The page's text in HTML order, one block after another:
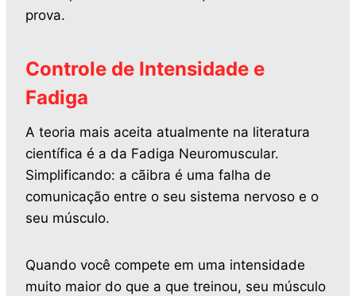
prova.
Controle de Intensidade e
Fadiga
A teoria mais aceita atualmente na literatura
científica é a da Fadiga Neuromuscular.
Simplificando: a cãibra é uma falha de
comunicação entre o seu sistema nervoso e o
seu músculo.
Quando você compete em uma intensidade
muito maior do que a que treinou, seu músculo